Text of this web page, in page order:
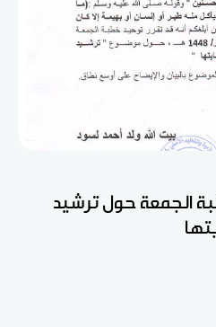
الجمعة حول ترشيد